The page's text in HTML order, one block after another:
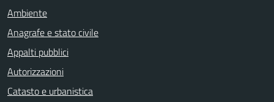
Ambiente
Anagrafe e stato civile
Appalti pubblici
Autorizzazioni
Catasto e urbanistica